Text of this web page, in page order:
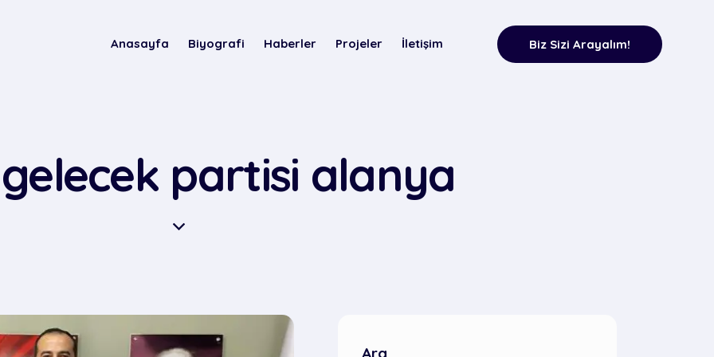
Anasayfa Biyografi Haberler Projeler İletişim Biz Sizi Arayalım!
partisi alanya
Ara